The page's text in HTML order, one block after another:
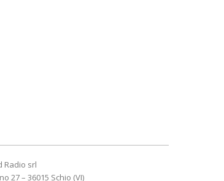
Radio srl
27 – 36015 Schio (VI)